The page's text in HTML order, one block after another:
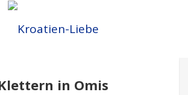
in Omis